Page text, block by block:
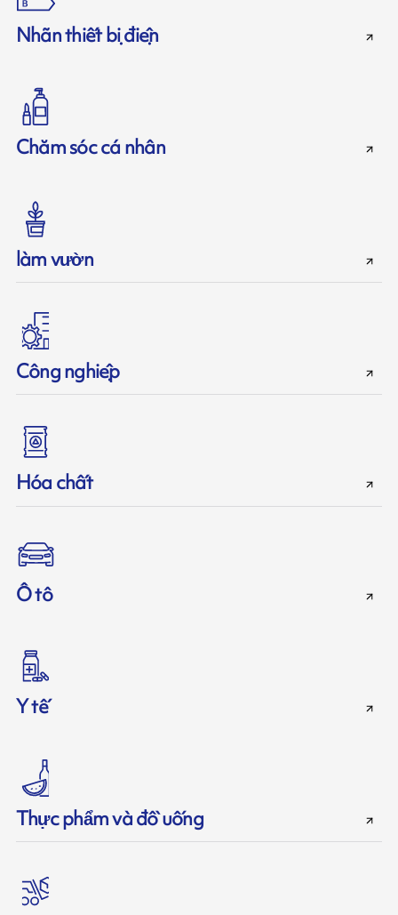
Nhãn thiết bị điện
Chăm sóc cá nhân
làm vườn
Công nghiệp
Hóa chất
Ô tô
Y tế
Thực phẩm và đồ uống